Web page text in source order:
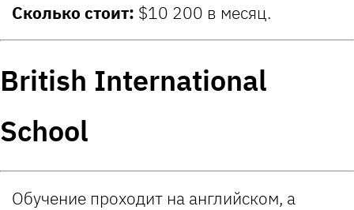
Сколько стоит: $10 200 в месяц.
British International
School
Обучение проходит на английском, а